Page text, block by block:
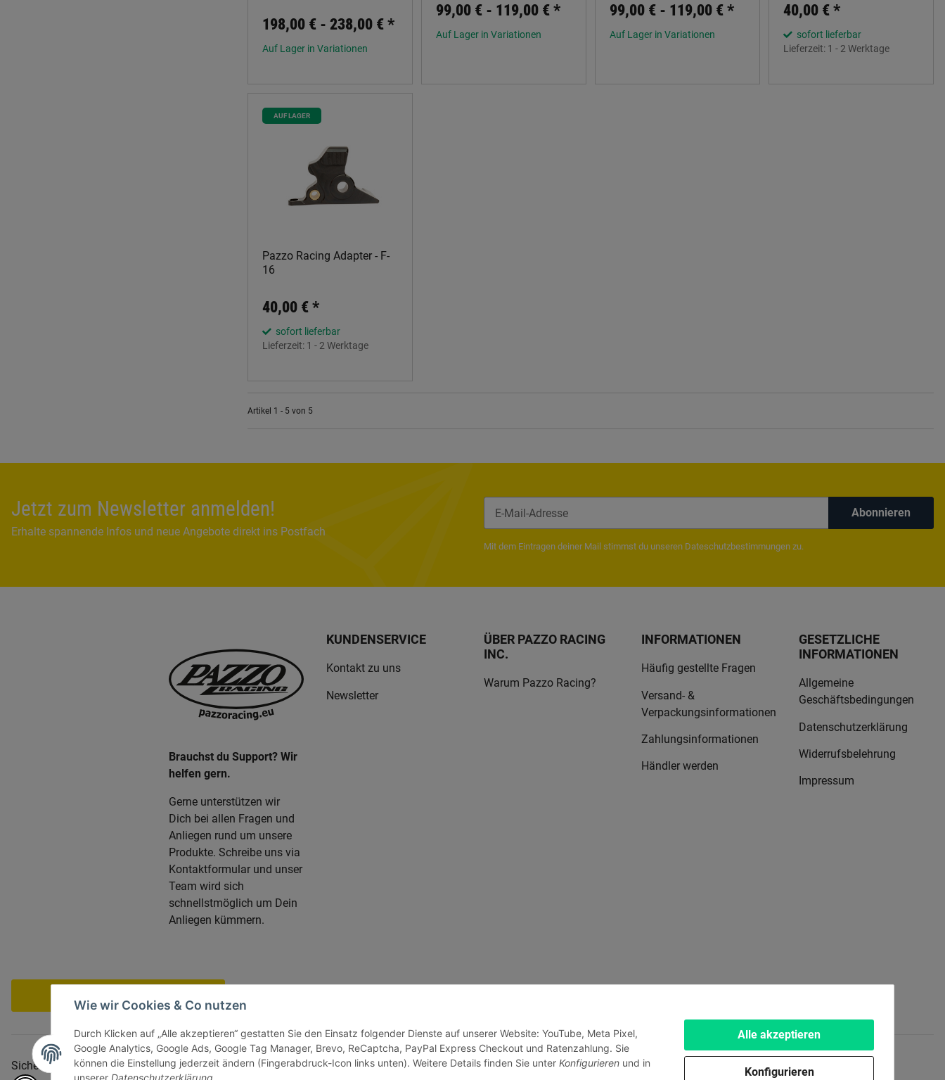
Alle akzeptieren
Konfigurieren
Wie wir Cookies & Co nutzen
Durch Klicken auf „Alle akzeptieren“ gestatten Sie den Einsatz folgender Dienste auf unserer Website: YouTube, Meta Pixel,
Google Analytics, Google Ads, Google Tag Manager, Brevo, ReCaptcha, PayPal Express Checkout und Ratenzahlung. Sie
können die Einstellung jederzeit ändern (Fingerabdruck-Icon links unten). Weitere Details finden Sie unter Konfigurieren und in
unserer Datenschutzerklärung
198,00 € - 238,00 €*
Auf Lager in Variationen
99,00 € - 119,00 €*
Auf Lager in Variationen
99,00 € - 119,00 €*
Auf Lager in Variationen
40,00 €*
sofort lieferbar
Lieferzeit: 1 - 2 Werktage
AUF LAGER
Pazzo Racing Adapter - F-
16
40,00 €*
sofort lieferbar
Lieferzeit: 1 - 2 Werktage
Artikel 1 - 5 von 5
Jetzt zum Newsletter anmelden!
Erhalte spannende Infos und neue Angebote direkt ins Postfach
Abonnieren
Mit dem Eintragen deiner Mail stimmst du unseren Dateschutzbestimmungen zu.
Brauchst du Support? Wir
helfen gern.
Gerne unterstützen wir
Dich bei allen Fragen und
Anliegen rund um unsere
Produkte. Schreibe uns via
Kontaktformular und unser
Team wird sich
schnellstmöglich um Dein
Anliegen kümmern.
KUNDENSERVICE
Kontakt zu uns
Newsletter
ÜBER PAZZO RACING
INC.
Warum Pazzo Racing?
INFORMATIONEN
Häufig gestellte Fragen
Versand- &
Verpackungsinformationen
Zahlungsinformationen
Händler werden
GESETZLICHE
INFORMATIONEN
Allgemeine
Geschäftsbedingungen
Datenschutzerklärung
Widerrufsbelehrung
Impressum
Sicher bezahlen via: